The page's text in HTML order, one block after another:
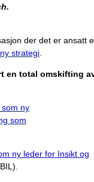
der det er ansatt
strategi
en total omskifting
ny
som
ny leder for Insikt og